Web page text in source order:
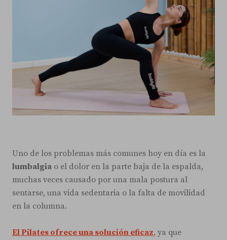
Uno de los problemas más comunes hoy en día es la
lumbalgia o el dolor en la parte baja de la espalda,
muchas veces causado por una mala postura al
sentarse, una vida sedentaria o la falta de movilidad
en la columna.
El Pilates ofrece una solución eficaz, ya que